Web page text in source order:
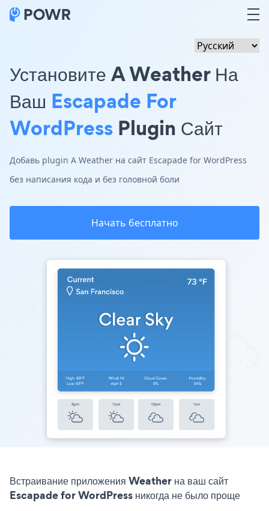
Установите A Weather На
Ваш Escapade For
WordPress Plugin Сайт
Добавь plugin A Weather на сайт Escapade for WordPress
без написания кода и без головной боли
Начать бесплатно
Встраивание приложения Weather на ваш сайт
Escapade for WordPress никогда не было проще